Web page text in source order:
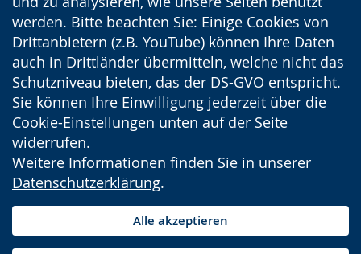
werden. Bitte beachten Sie: Einige Cookies von
Drittanbietern (z.B. YouTube) können Ihre Daten
auch in Drittländer übermitteln, welche nicht das
Schutzniveau bieten, das der DS-GVO entspricht.
Sie können Ihre Einwilligung jederzeit über die
Cookie-Einstellungen unten auf der Seite
widerrufen.
Weitere Informationen finden Sie in unserer
Datenschutzerklärung.
Alle akzeptieren